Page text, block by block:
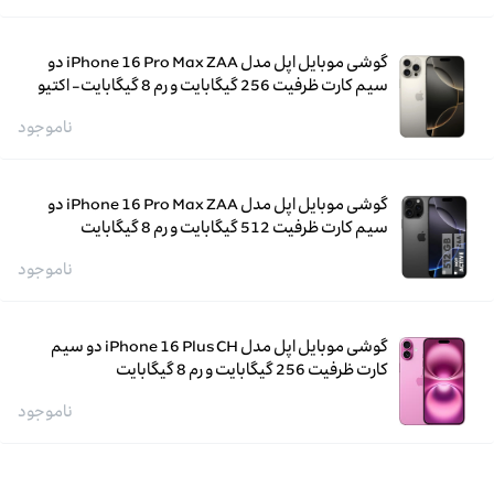
گوشی موبایل اپل مدل iPhone 16 Pro Max ZAA دو
سیم کارت ظرفیت 256 گیگابایت و رم 8 گیگابایت- اکتیو
ناموجود
گوشی موبایل اپل مدل iPhone 16 Pro Max ZAA دو
سیم کارت ظرفیت 512 گیگابایت و رم 8 گیگابایت
ناموجود
گوشی موبایل اپل مدل iPhone 16 Plus CH دو سیم
کارت ظرفیت 256 گیگابایت و رم 8 گیگابایت
ناموجود